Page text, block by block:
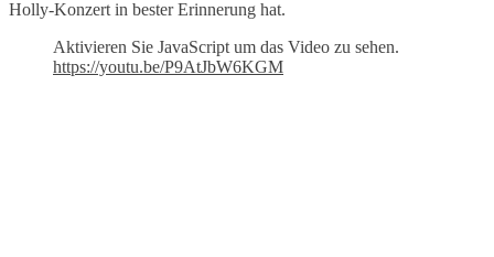
Holly-Konzert in bester Erinnerung hat.
Aktivieren Sie JavaScript um das Video zu sehen.
https://youtu.be/P9AtJbW6KGM